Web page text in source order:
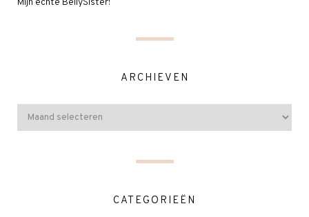
Mijn echte BellySister!
ARCHIEVEN
CATEGORIEËN